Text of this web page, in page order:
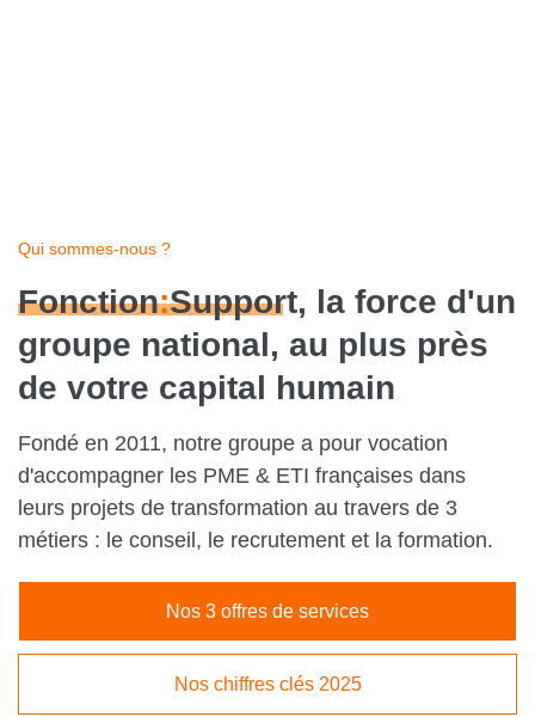
Qui sommes-nous ?
Fonction:Support, la force d'un
groupe national, au plus près
de votre capital humain
Fondé en 2011, notre groupe a pour vocation
d'accompagner les PME & ETI françaises dans
leurs projets de transformation au travers de 3
métiers : le conseil, le recrutement et la formation.
Nos 3 offres de services
Nos chiffres clés 2025